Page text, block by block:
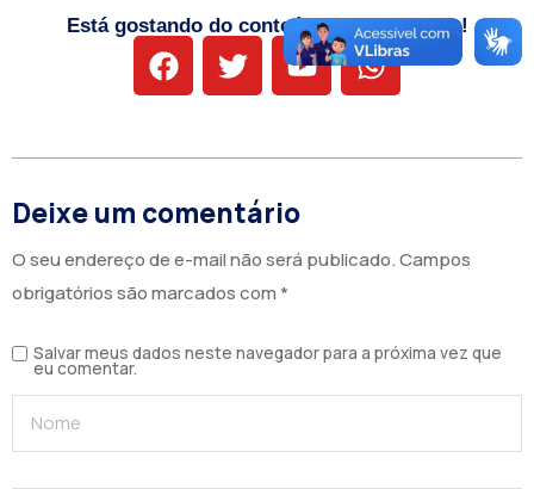
Está gostando do conteúdo? Compartilhe!
Deixe um comentário
O seu endereço de e-mail não será publicado.Campos
obrigatórios são marcados com *
Salvar meus dados neste navegador para a próxima vez que
eu comentar.